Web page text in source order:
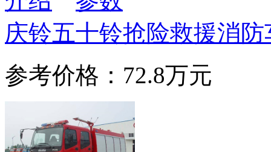
庆铃五十铃抢险救援消防
参考价格：72.8万元